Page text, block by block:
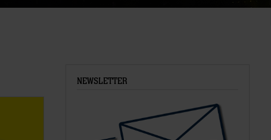
NEWSLETTER